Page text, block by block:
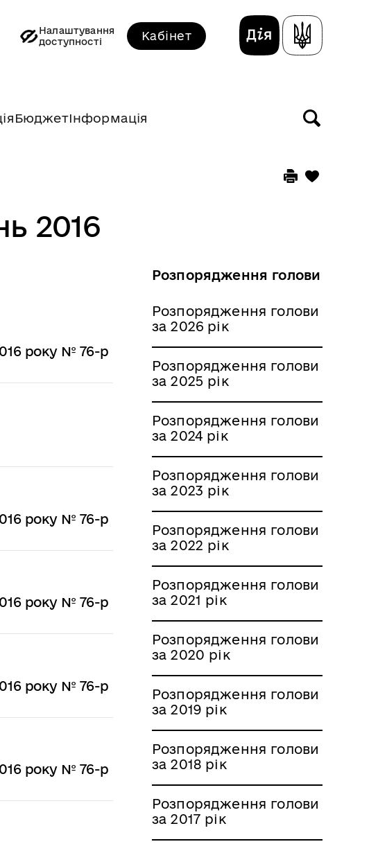
Налаштування
доступності
Кабінет
БюджетІнформація
2016
року № 76-р
року № 76-р
року № 76-р
року № 76-р
року № 76-р
Розпорядження голови
Розпорядження голови
за 2026 рік
Розпорядження голови
за 2025 рік
Розпорядження голови
за 2024 рік
Розпорядження голови
за 2023 рік
Розпорядження голови
за 2022 рік
Розпорядження голови
за 2021 рік
Розпорядження голови
за 2020 рік
Розпорядження голови
за 2019 рік
Розпорядження голови
за 2018 рік
Розпорядження голови
за 2017 рік